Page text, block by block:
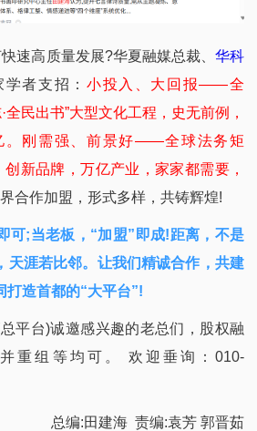
高质量发展?华夏融媒总裁、 华科
者支招： 小投入、大回报——全
全民出书”大型文化工程，史无前例，
。刚需强、前景好——全球法务矩
创新品牌，万亿产业，家家都需要，
合作加盟，形式多样，共铸辉煌!
;当老板，“加盟”即成!距离，不是
涯若比邻。让我们精诚合作，共建
打造首都的“大平台”!
台)诚邀感兴趣的老总们，股权融
重组等均可。 欢迎垂询：010-
总编:田建海 责编:袁芳 郭晋茹